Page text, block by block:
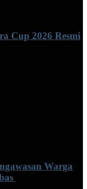
Cup 2026 Resmi
Warga